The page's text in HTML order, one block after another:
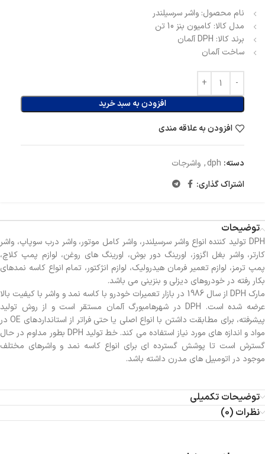
نام محصول: واشر سرسیلندر
مدل کالا: کامیون بنز 10 تن
برند کالا: DPH آلمان
ساخت آلمان
افزودن به سبد خرید
افزودن به علاقه مندی
دسته: dph
, واشرجات
اشتراک گذاری:
توضیحات
DPH تولید کننده انواع واشر سرسیلندر، واشر کامل موتور، واشر درب سوپاپ، واشر
کارتر، واشر بغل اگزوز، اورینگ دور بوش، اورینگ های روغن، لوازم پمپ کلاچ،
پمپ ترمز، لوازم تعمیر فرمان هیدرولیک، لوازم انژکتور، تمام انواع کاسه نمدهای
بکار رفته در خودروهای دیزلی و بنزینی می باشد.
مارک DPH از سال 1986 در بازار تعمیرات خودرو با کاسه نمد و واشر با کیفیت بالا
عرضه شده است. DPH در شهرهامبورگ آلمان مستقر است و از روش تولید
پیشرفته، برای مطابقت داشتن با انواع اصلی یا حتی فراتر از استانداردهای OE در
مواد و اندازه های مورد نیاز استفاده می کند. خط تولید DPH بطور مداوم در حال
گسترش است تا پوشش گسترده ای برای انواع کاسه نمد و واشرهای مختلف
موجود در اتومبیل های مدرن داشته باشد.
توضیحات تکمیلی
نظرات (0)